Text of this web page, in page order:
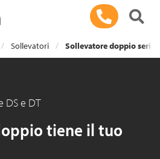
Sollevatori Sollevatore doppio serie
DS e DT
tiene il tuo